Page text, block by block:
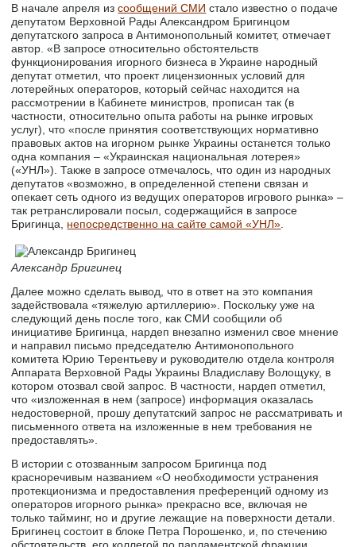
В начале апреля изсообщений СМИ стало известно о подаче
депутатом Верховной Рады Александром Бригинцом
депутатского запроса в Антимонопольный комитет, отмечает
автор. «В запросе относительно обстоятельств
функционирования игорного бизнеса в Украине народный
депутат отметил, что проект лицензионных условий для
лотерейных операторов, который сейчас находится на
рассмотрении в Кабинете министров, прописан так (в
частности, относительно опыта работы на рынке игровых
услуг), что «после принятия соответствующих нормативно
правовых актов на игорном рынке Украины останется только
одна компания – «Украинская национальная лотерея»
(«УНЛ»). Также в запросе отмечалось, что один из народных
депутатов «возможно, в определенной степени связан и
опекает сеть одного из ведущих операторов игрового рынка» –
так ретранслировали посыл, содержащийся в запросе
Бригинца, непосредственно на сайте самой «УНЛ»
Александр Бригинец
Далее можно сделать вывод, что в ответ на это компания
задействовала «тяжелую артиллерию». Поскольку уже на
следующий день после того, как СМИ сообщили об
инициативе Бригинца, нардеп внезапно изменил свое мнение
и направил письмо председателю Антимонопольного
комитета Юрию Терентьеву и руководителю отдела контроля
Аппарата Верховной Рады Украины Владиславу Волощуку, в
котором отозвал свой запрос. В частности, нардеп отметил,
что «изложенная в нем (запросе) информация оказалась
недостоверной, прошу депутатский запрос не рассматривать и
письменного ответа на изложенные в нем требования не
предоставлять».
В истории с отозванным запросом Бригинца под
красноречивым названием «О необходимости устранения
протекционизма и предоставления преференций одному из
операторов игорного рынка» прекрасно все, включая не
только тайминг, но и другие лежащие на поверхности детали.
Бригинец состоит в блоке Петра Порошенко, и, по стечению